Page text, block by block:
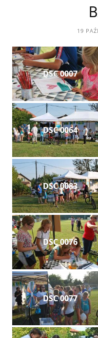
19
DSC 0007
DSC 0064
DSC 0083
DSC 0076
DSC 0077